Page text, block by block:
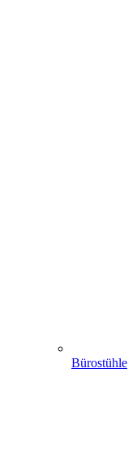
Bürostühle